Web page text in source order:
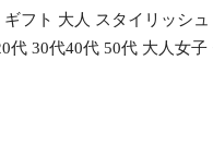
フト 大人 スタイリッシ
30代40代 50代 大人女